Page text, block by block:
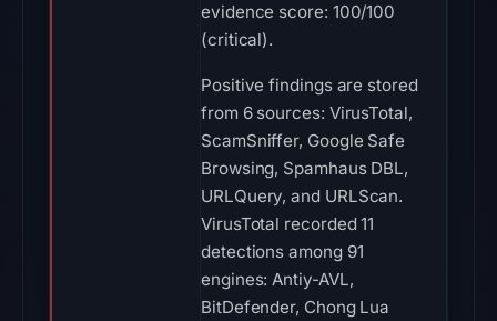
evidence score: 100/100
(critical).
Positive findings are stored
from 6 sources: VirusTotal,
ScamSniffer, Google Safe
Browsing, Spamhaus DBL,
URLQuery, and URLScan.
VirusTotal recorded 11
detections among 91
engines: Antiy-AVL,
BitDefender, Chong Lua